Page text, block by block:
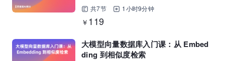
共7节 1小时9分钟
￥ 119
大模型向量数据库入门课：从 Embed
ding 到相似度检索